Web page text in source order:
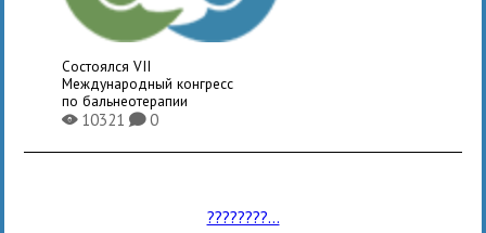
Состоялся VII
Международный конгресс
по бальнеотерапии
X10321K0
????????...